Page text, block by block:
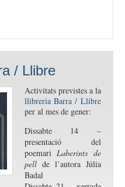
/ Llibre
Activitats previstes a la
llibreria Barra / Llibre
per al mes de gener:
Dissabte 14 –
presentació del
poemari Laberints de
pellde l’autora Júlia
Badal